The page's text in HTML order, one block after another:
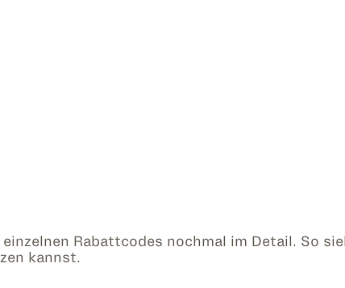
Rabattcodes nochmal im Detail. So
kannst.